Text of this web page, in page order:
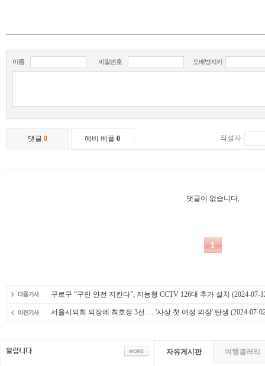
구로구 “구민 안전 지킨다”, 지능형 CCTV 126대 추가 설치 (2024-07-
서울시의회 의장에 최호정 3선 … '사상 첫 여성 의장' 탄생 (2024-07-
자유게시판 여행갤러리